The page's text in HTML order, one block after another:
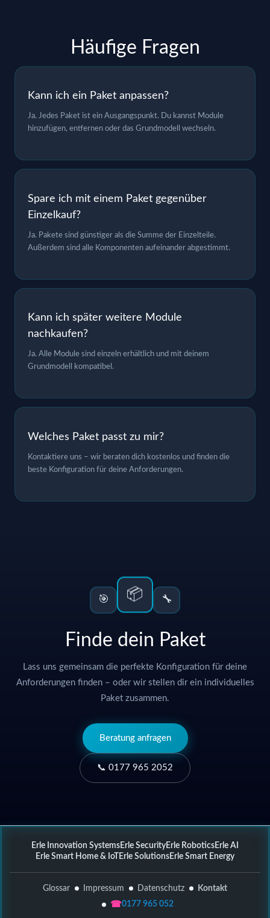
Häufige Fragen
Kann ich ein Paket anpassen?
Ja. Jedes Paket ist ein Ausgangspunkt. Du kannst Module
hinzufügen, entfernen oder das Grundmodell wechseln.
Spare ich mit einem Paket gegenüber
Einzelkauf?
Ja. Pakete sind günstiger als die Summe der Einzelteile.
Außerdem sind alle Komponenten aufeinander abgestimmt.
Kann ich später weitere Module
nachkaufen?
Ja. Alle Module sind einzeln erhältlich und mit deinem
Grundmodell kompatibel.
Welches Paket passt zu mir?
Kontaktiere uns – wir beraten dich kostenlos und finden die
beste Konfiguration für deine Anforderungen.
🎯 📦 🔧
Finde dein Paket
Lass uns gemeinsam die perfekte Konfiguration für deine
Anforderungen finden – oder wir stellen dir ein individuelles
Paket zusammen.
Beratung anfragen
📞 0177 965 2052
Erle Innovation SystemsErle SecurityErle RoboticsErle AI
Erle Smart Home & IoTErle SolutionsErle Smart Energy
Glossar Impressum Datenschutz Kontakt
☎0177 965 052